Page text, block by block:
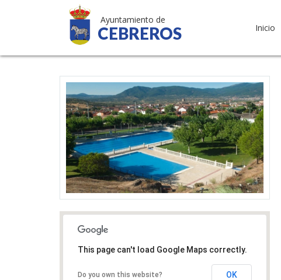
Ayuntamiento de
CEBREROS Inicio
This page can't load Google Maps correctly.
Do you own this website? OK